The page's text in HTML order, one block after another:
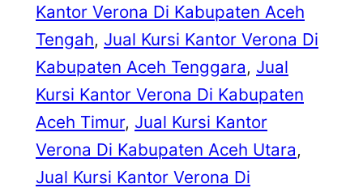
Kantor Verona Di Kabupaten Aceh
Tengah, Jual Kursi Kantor Verona Di
Kabupaten Aceh Tenggara, Jual
Kursi Kantor Verona Di Kabupaten
Aceh Timur, Jual Kursi Kantor
Verona Di Kabupaten Aceh Utara
Jual Kursi Kantor Verona Di